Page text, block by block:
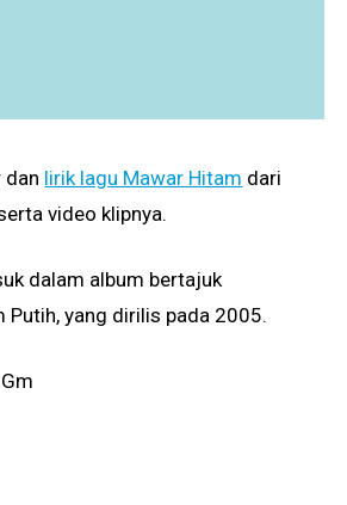
dan lirik lagu Mawar Hitam dari
video klipnya.
dalam album bertajuk
Putih, yang dirilis pada 2005.